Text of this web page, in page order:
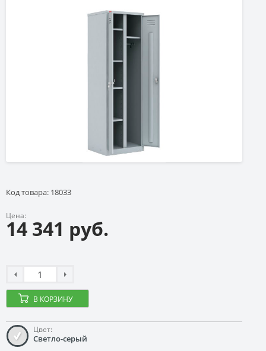
Код товара: 18033
Цена:
14 341 руб.
В КОРЗИНУ
Цвет:
Светло-серый